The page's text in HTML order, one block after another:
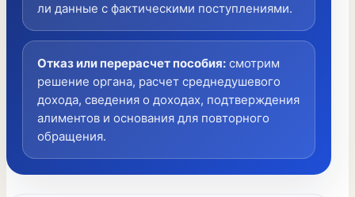
ли данные с фактическими поступлениями.
Отказ или перерасчет пособия: смотрим
решение органа, расчет среднедушевого
дохода, сведения о доходах, подтверждения
алиментов и основания для повторного
обращения.